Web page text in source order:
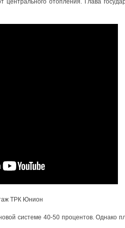
ТРК Юнион
системе 40-50 процентов. Однако